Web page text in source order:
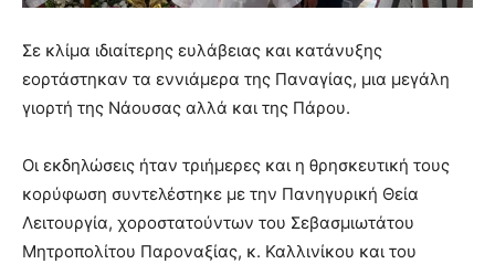
Σε κλίμα ιδιαίτερης ευλάβειας και κατάνυξης
εορτάστηκαν τα εννιάμερα της Παναγίας, μια μεγάλη
γιορτή της Νάουσας αλλά και της Πάρου.
Οι εκδηλώσεις ήταν τριήμερες και η θρησκευτική τους
κορύφωση συντελέστηκε με την Πανηγυρική Θεία
Λειτουργία, χοροστατούντων του Σεβασμιωτάτου
Μητροπολίτου Παροναξίας, κ. Καλλινίκου και του